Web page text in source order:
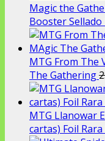
Magic the
Booster Sellado
MTG From The
The Gathering
MTG Llanowar
cartas) Foil